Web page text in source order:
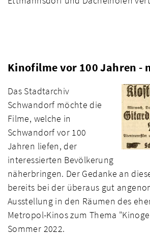
Kinofilme vor 100 Jahren -
Das Stadtarchiv
Schwandorf möchte die
Filme, welche in
Schwandorf vor 100
Jahren liefen, der
interessierten Bevölkerung
näherbringen. Der Gedanke an
bereits bei der überaus gut
Ausstellung in den Räumen des
Metropol-Kinos zum Thema
Sommer 2022.